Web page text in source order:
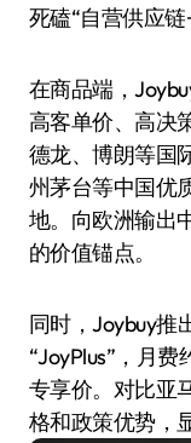
死磕“自营供应链
在商品端，
高客单价、高决
德龙、博朗等国
州茅台等中国优
地。向欧洲输出
的价值锚点。
同时，Joybuy推
“JoyPlus”，月
专享价。对比亚
格和政策优势，